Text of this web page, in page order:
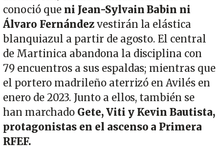
conoció que ni Jean-Sylvain Babin ni
Álvaro Fernándezvestirán la elástica
blanquiazul a partir de agosto. El central
de Martinica abandona la disciplina con
79 encuentros a sus espaldas; mientras que
el portero madrileño aterrizó en Avilés en
enero de 2023. Junto a ellos, también se
han marchado Gete, Viti y Kevin Bautista,
protagonistas en el ascenso a Primera
RFEF.